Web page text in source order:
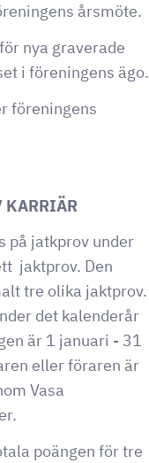
årsmöte.
nya graverade
i föreningens ägo.
föreningens
KARRIÄR
på jatkprov under
jaktprov. Den
tre olika jaktprov.
det kalenderår
är 1 januari - 31
eller föraren är
Vasa
poängen för tre